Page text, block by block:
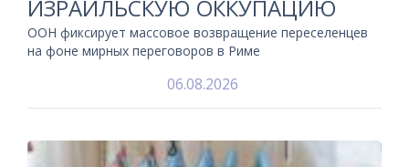
ИЗРАИЛЬСКУЮ ОККУПАЦИЮ
ООН фиксирует массовое возвращение переселенцев
на фоне мирных переговоров в Риме
06.08.2026